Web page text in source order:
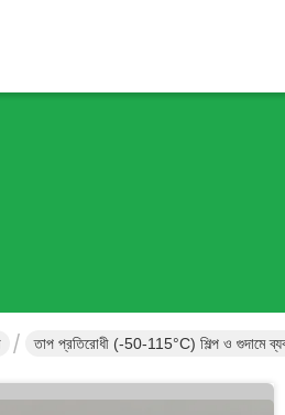
তাপ প্রতিরোধী (-50-115°C) শিল্প ও গুদামে